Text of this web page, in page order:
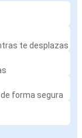
te desplazas
forma segura